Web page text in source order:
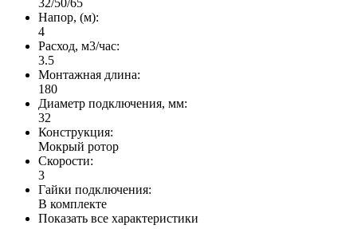
Напор, (м):
4
Расход, м3/час:
3.5
Монтажная длина:
180
Диаметр подключения, мм:
32
Конструкция:
Мокрый ротор
Скорости:
3
Гайки подключения:
В комплекте
Показать все характеристики